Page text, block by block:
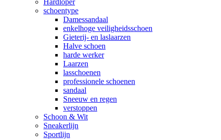
schoentype
Damessandaal
enkelhoge veiligheidsschoen
Gieterij- en laslaarzen
Halve schoen
harde werker
Laarzen
lasschoenen
professionele schoenen
sandaal
Sneeuw en regen
verstoppen
Schoon & Wit
Sneakerlijn
Sportlijn